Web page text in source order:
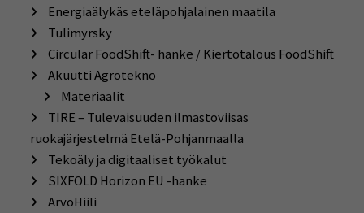
Energiaälykäs eteläpohjalainen maatila
Tulimyrsky
Circular FoodShift- hanke / Kiertotalous FoodShift
Akuutti Agrotekno
Materiaalit
TIRE – Tulevaisuuden ilmastoviisas
ruokajärjestelmä Etelä-Pohjanmaalla
Tekoäly ja digitaaliset työkalut
SIXFOLD Horizon EU -hanke
ArvoHiili